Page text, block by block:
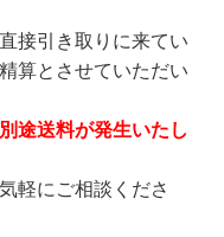
接引き取りに来てい
算とさせていただい
途送料が発生いたし
軽にご相談くださ